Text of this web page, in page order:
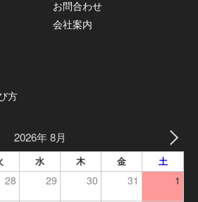
お問合わせ
会社案内
方
2026年 8月
水 木 金 土
28 29 30 31 1